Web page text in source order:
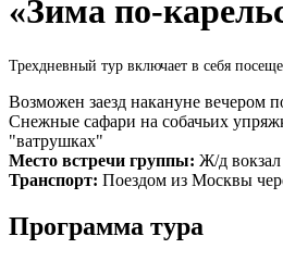
«Зима по-
Трехдневный тур включает в себя
Возможен заезд накануне вечером
Снежные сафари на собачьих
"ватрушках"
Место встречи группы: Ж/д вокзал
Транспорт: Поездом из Москвы
Программа тура